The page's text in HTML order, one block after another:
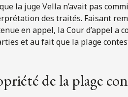
la juge Vella n’avait pas
des traités. Faisant
en appel, la Cour d’appel a
et au fait que la plage
de la plage